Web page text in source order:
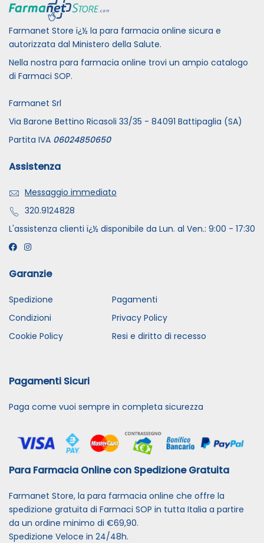
Farmanet Store ï¿½ la para farmacia online sicura e
autorizzata dal Ministero della Salute.
Nella nostra para farmacia online trovi un ampio catalogo
di Farmaci SOP.
Farmanet Srl
Via Barone Bettino Ricasoli 33/35 - 84091 Battipaglia (SA)
Partita IVA 06024850650
Assistenza
Messaggio immediato
320.9124828
L'assistenza clienti ï¿½ disponibile da Lun. al Ven.: 9:00 - 17:30
Garanzie
Spedizione
Pagamenti
Condizioni
Privacy Policy
Cookie Policy
Resi e diritto di recesso
Pagamenti Sicuri
Paga come vuoi sempre in completa sicurezza
Para Farmacia Online con Spedizione Gratuita
Farmanet Store, la para farmacia online che offre la
spedizione gratuita di Farmaci SOP in tutta Italia a partire
da un ordine minimo di €69,90.
Spedizione Veloce in 24/48h.